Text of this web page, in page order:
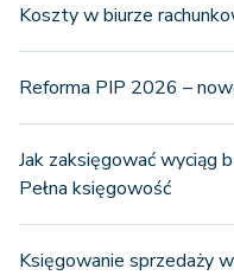
Koszty w biurze
Reforma PIP 2026 –
Jak zaksięgować wyciąg
Pełna księgowość
Księgowanie sprzedaży